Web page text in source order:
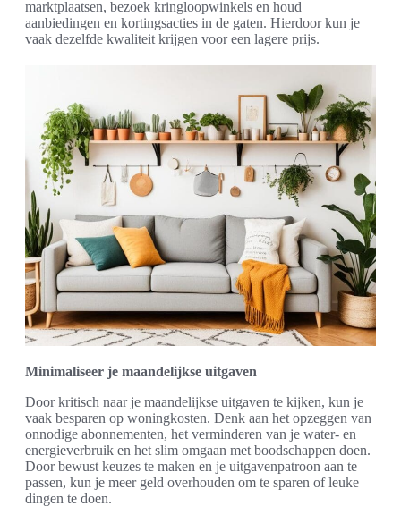
marktplaatsen, bezoek kringloopwinkels en houd
aanbiedingen en kortingsacties in de gaten. Hierdoor kun je
vaak dezelfde kwaliteit krijgen voor een lagere prijs.
Minimaliseer je maandelijkse uitgaven
Door kritisch naar je maandelijkse uitgaven te kijken, kun je
vaak besparen op woningkosten. Denk aan het opzeggen van
onnodige abonnementen, het verminderen van je water- en
energieverbruik en het slim omgaan met boodschappen doen.
Door bewust keuzes te maken en je uitgavenpatroon aan te
passen, kun je meer geld overhouden om te sparen of leuke
dingen te doen.